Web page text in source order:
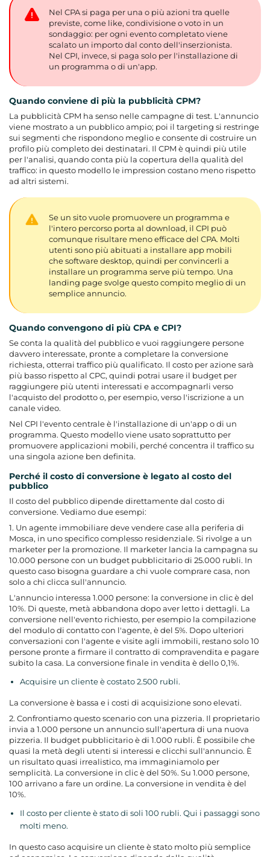
Nel CPA si paga per una o più azioni tra quelle
previste, come like, condivisione o voto in un
sondaggio: per ogni evento completato viene
scalato un importo dal conto dell'inserzionista.
Nel CPI, invece, si paga solo per l'installazione di
un programma o di un'app.
Quando conviene di più la pubblicità CPM?
La pubblicità CPM ha senso nelle campagne di test. L'annuncio
viene mostrato a un pubblico ampio; poi il targeting si restringe
sui segmenti che rispondono meglio e consente di costruire un
profilo più completo dei destinatari. Il CPM è quindi più utile
per l'analisi, quando conta più la copertura della qualità del
traffico: in questo modello le impression costano meno rispetto
ad altri sistemi.
Se un sito vuole promuovere un programma e
l'intero percorso porta al download, il CPI può
comunque risultare meno efficace del CPA. Molti
utenti sono più abituati a installare app mobili
che software desktop, quindi per convincerli a
installare un programma serve più tempo. Una
landing page svolge questo compito meglio di un
semplice annuncio.
Quando convengono di più CPA e CPI?
Se conta la qualità del pubblico e vuoi raggiungere persone
davvero interessate, pronte a completare la conversione
richiesta, otterrai traffico più qualificato. Il costo per azione sarà
più basso rispetto al CPC, quindi potrai usare il budget per
raggiungere più utenti interessati e accompagnarli verso
l'acquisto del prodotto o, per esempio, verso l'iscrizione a un
canale video.
Nel CPI l'evento centrale è l'installazione di un'app o di un
programma. Questo modello viene usato soprattutto per
promuovere applicazioni mobili, perché concentra il traffico su
una singola azione ben definita.
Perché il costo di conversione è legato al costo del
pubblico
Il costo del pubblico dipende direttamente dal costo di
conversione. Vediamo due esempi:
1. Un agente immobiliare deve vendere case alla periferia di
Mosca, in uno specifico complesso residenziale. Si rivolge a un
marketer per la promozione. Il marketer lancia la campagna su
10.000 persone con un budget pubblicitario di 25.000 rubli. In
questo caso bisogna guardare a chi vuole comprare casa, non
solo a chi clicca sull'annuncio.
L'annuncio interessa 1.000 persone: la conversione in clic è del
10%. Di queste, metà abbandona dopo aver letto i dettagli. La
conversione nell'evento richiesto, per esempio la compilazione
del modulo di contatto con l'agente, è del 5%. Dopo ulteriori
conversazioni con l'agente e visite agli immobili, restano solo 10
persone pronte a firmare il contratto di compravendita e pagare
subito la casa. La conversione finale in vendita è dello 0,1%.
Acquisire un cliente è costato 2.500 rubli.
La conversione è bassa e i costi di acquisizione sono elevati.
2. Confrontiamo questo scenario con una pizzeria. Il proprietario
invia a 1.000 persone un annuncio sull'apertura di una nuova
pizzeria. Il budget pubblicitario è di 1.000 rubli. È possibile che
quasi la metà degli utenti si interessi e clicchi sull'annuncio. È
un risultato quasi irrealistico, ma immaginiamolo per
semplicità. La conversione in clic è del 50%. Su 1.000 persone,
100 arrivano a fare un ordine. La conversione in vendita è del
10%.
Il costo per cliente è stato di soli 100 rubli. Qui i passaggi sono
molti meno.
In questo caso acquisire un cliente è stato molto più semplice